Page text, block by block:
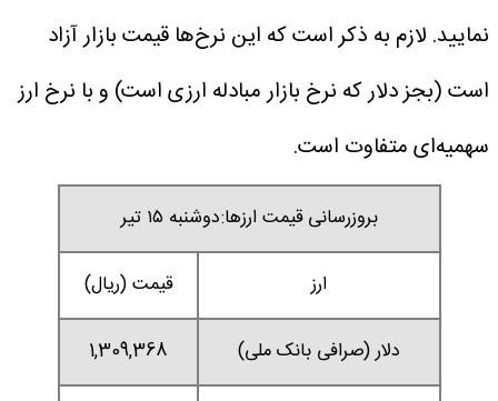
نمایید. لازم به ذکر است که این نرخ‌ها قیمت بازار آزاد
است (بجز دلار که نرخ بازار مبادله ارزی است) و با نرخ ارز
سهمیه‌ای متفاوت است.
بروزرسانی قیمت ارزها:دوشنبه ۱۵ تیر
ارز قیمت (ریال)
دلار (صرافی بانک ملی) 1,309,368